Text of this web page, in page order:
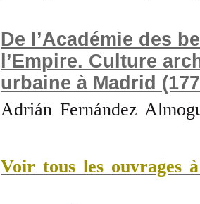
De l’Académie des
l’Empire. Culture
urbaine à Madrid
Adrián Fernández
Voir tous les ouvrages